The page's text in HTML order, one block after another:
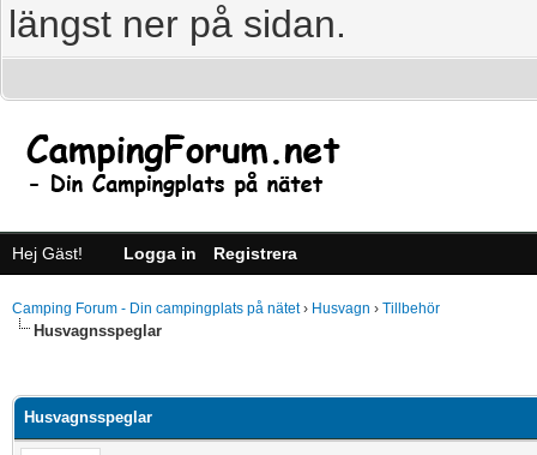
längst ner på sidan.
Hej Gäst! Logga in Registrera
Camping Forum - Din campingplats på nätet› Husvagn › Tillbehör
Husvagnsspeglar
Husvagnsspeglar